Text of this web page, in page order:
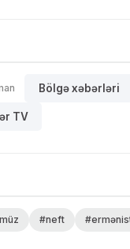
Bölgə xəbərləri
TV
#neft